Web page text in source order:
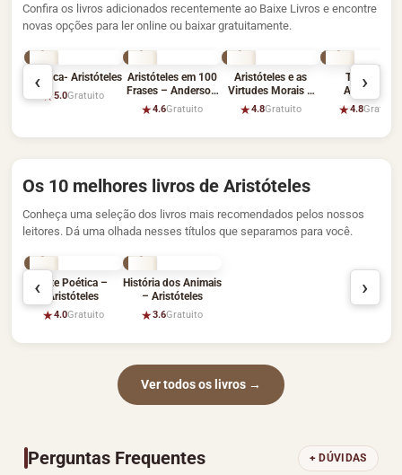
Confira os livros adicionados recentemente ao Baixe Livros e encontre
novas opções para ler online ou baixar gratuitamente.
‹
Retórica- Aristóteles
★5.0Gratuito
Aristóteles em 100
Frases – Anderson
Abreu
★4.6Gratuito
Aristóteles e as
Virtudes Morais –
Gabriel Nunes
★4.8Gratuito
Tópicos –
Aristóteles
★4.8Gratuito
›
Os 10 melhores livros de Aristóteles
Conheça uma seleção dos livros mais recomendados pelos nossos
leitores. Dá uma olhada nesses títulos que separamos para você.
‹Arte Poética –
Aristóteles
★4.0Gratuito
História dos Animais
– Aristóteles
★3.6Gratuito
›
Ver todos os livros →
Perguntas Frequentes + DÚVIDAS